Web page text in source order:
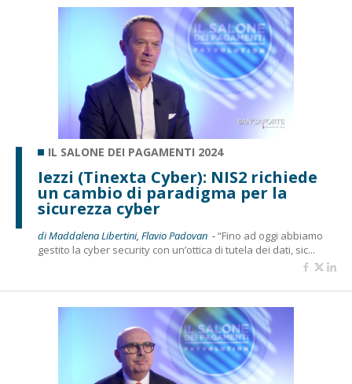
IL SALONE DEI PAGAMENTI 2024
Iezzi (Tinexta Cyber): NIS2 richiede
un cambio di paradigma per la
sicurezza cyber
di Maddalena Libertini, Flavio Padovan -“Fino ad oggi abbiamo
gestito la cyber security con un’ottica di tutela dei dati, sic...